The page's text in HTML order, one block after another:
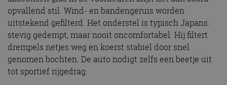
opvallend stil. Wind- en bandengeruis worden
uitstekend gefilterd. Het onderstel is typisch Japans:
stevig gedempt, maar nooit oncomfortabel. Hij filtert
drempels netjes weg en koerst stabiel door snel
genomen bochten. De auto nodigt zelfs een beetje uit
tot sportief rijgedrag.